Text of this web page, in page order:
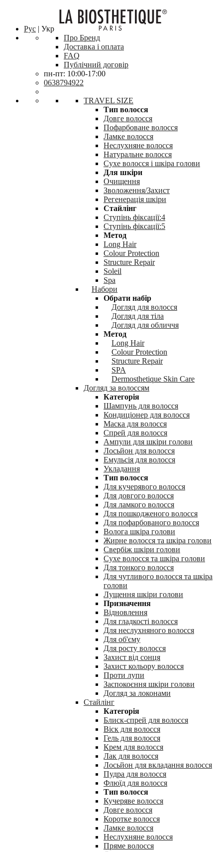
Рус | Укр
Про Бренд
Доставка і оплата
FAQ
Публічний договір
пн-пт: 10:00-17:00
0638794922
TRAVEL SIZE
Тип волосся
Довге волосся
Пофарбоване волосся
Ламке волосся
Неслухняне волосся
Натуральне волосся
Сухе волосся і шкіра голови
Для шкіри
Очищення
Зволоження/Захист
Регенерація шкіри
Стайлінг
Ступінь фіксації:4
Ступінь фіксації:5
Метод
Long Hair
Colour Protection
Structure Repair
Soleil
Spa
Набори
Обрати набір
Догляд для волосся
Догляд для тіла
Догляд для обличчя
Метод
Long Hair
Colour Protection
Structure Repair
SPA
Dermosthetique Skin Care
Догляд за волоссям
Категорія
Шампунь для волосся
Кондиціонер для волосся
Маска для волосся
Спрей для волосся
Ампули для шкіри голови
Лосьйон для волосся
Емульсія для волосся
Укладання
Тип волосся
Для кучерявого волосся
Для довгого волосся
Для ламкого волосся
Для пошкодженого волосся
Для пофарбованого волосся
Волога шкіра голови
Жирне волосся та шкіра голови
Свербіж шкіри голови
Сухе волосся та шкіра голови
Для тонкого волосся
Для чутливого волосся та шкіра
голови
Лущення шкіри голови
Призначення
Відновлення
Для гладкості волосся
Для неслухняного волосся
Для об'єму
Для росту волосся
Захист від сонця
Захист кольору волосся
Проти лупи
Заспокоєння шкіри голови
Догляд за локонами
Стайлінг
Категорія
Блиск-спрей для волосся
Віск для волосся
Гель для волосся
Крем для волосся
Лак для волосся
Лосьйон для вкладання волосся
Пудра для волосся
Флюїд для волосся
Тип волосся
Кучеряве волосся
Довге волосся
Коротке волосся
Ламке волосся
Неслухняне волосся
Пряме волосся